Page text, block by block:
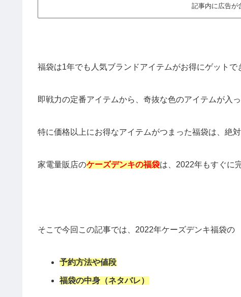
記事内に広告が
福袋は1年でも人気ブランドアイテムがお得にゲットで
即戦力の定番アイテムから、奇抜な色のアイテムが入
特に価格以上にお得なアイテムがつまった福袋は、絶
家電量販店のケーズデンキの福袋は、2022年もすぐに
そこで今回この記事では、2022年ケーズデンキ福袋の
予約方法や値段
福袋の中身（ネタバレ）